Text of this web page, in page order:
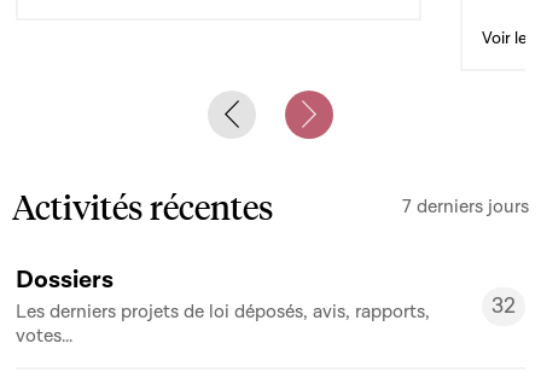
Voir le
Previous slideNext slide
Activités récentes 7 derniers jours
Dossiers
Les derniers projets de loi déposés, avis, rapports,
votes...
32
32